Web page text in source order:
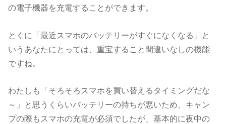
の電子機器を充電することができます。
とくに「最近スマホのバッテリーがすぐになくなる」と
いうあなたにとっては、重宝すること間違いなしの機能
ですね。
わたしも「そろそろスマホを買い替えるタイミングだな
～」と思うくらいバッテリーの持ちが悪いため、キャン
プの際もスマホの充電が必須でしたが、基本的に夜中の